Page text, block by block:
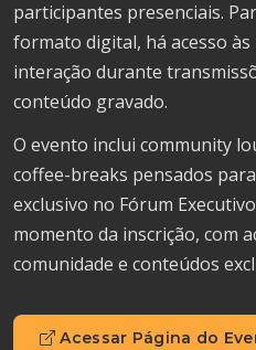
participantes presenciais.
formato digital, há acesso
interação durante
conteúdo gravado.
O evento inclui community
coffee-breaks pensados
exclusivo no Fórum
momento da inscrição, com
comunidade e conteúdos
Acessar Página do